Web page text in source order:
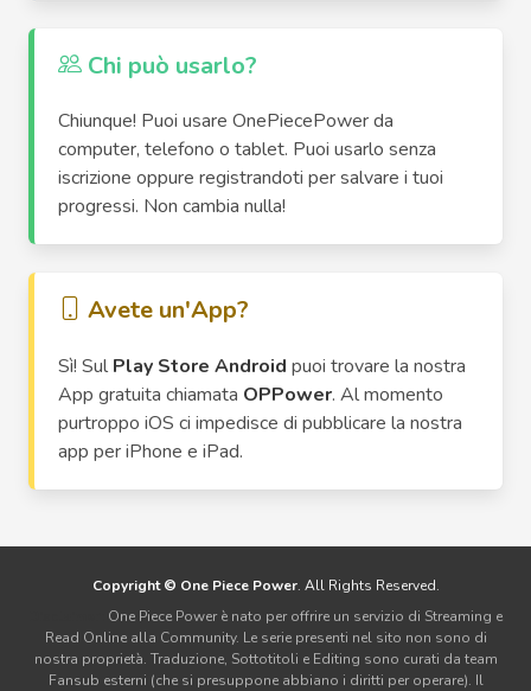
Chi può usarlo?
Chiunque! Puoi usare OnePiecePower da
computer, telefono o tablet. Puoi usarlo senza
iscrizione oppure registrandoti per salvare i tuoi
progressi. Non cambia nulla!
Avete un'App?
Sì! Sul Play Store Android puoi trovare la nostra
App gratuita chiamata OPPower. Al momento
purtroppo iOS ci impedisce di pubblicare la nostra
app per iPhone e iPad.
Copyright © One Piece Power. All Rights Reserved.
One Piece Power è nato per offrire un servizio di Streaming e
Read Online alla Community. Le serie presenti nel sito non sono di
nostra proprietà. Traduzione, Sottotitoli e Editing sono curati da team
Fansub esterni (che si presuppone abbiano i diritti per operare). Il